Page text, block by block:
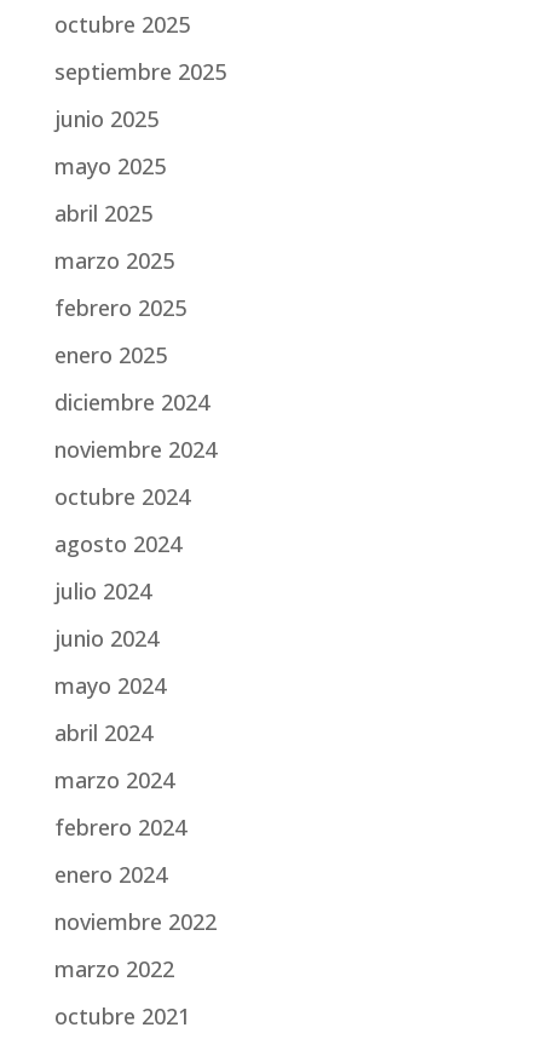
octubre 2025
septiembre 2025
junio 2025
mayo 2025
abril 2025
marzo 2025
febrero 2025
enero 2025
diciembre 2024
noviembre 2024
octubre 2024
agosto 2024
julio 2024
junio 2024
mayo 2024
abril 2024
marzo 2024
febrero 2024
enero 2024
noviembre 2022
marzo 2022
octubre 2021